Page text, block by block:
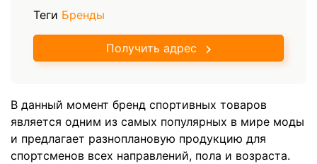
Теги Бренды
Получить адрес
В данный момент бренд спортивных товаров
является одним из самых популярных в мире моды
и предлагает разноплановую продукцию для
спортсменов всех направлений, пола и возраста.